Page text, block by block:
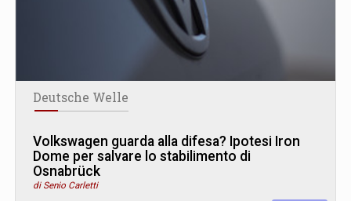
Deutsche Welle
Volkswagen guarda alla difesa? Ipotesi Iron
Dome per salvare lo stabilimento di
Osnabrück
di Senio Carletti